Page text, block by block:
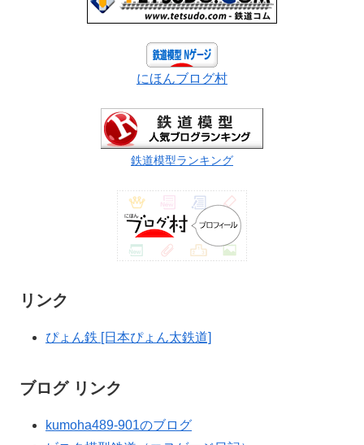
にほんブログ村
鉄道模型ランキング
リンク
ぴょん鉄 [日本ぴょん太鉄道]
ブログ リンク
kumoha489-901のブログ